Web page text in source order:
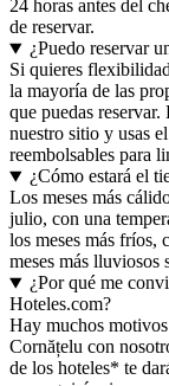
24 horas antes del
de reservar.
¿Puedo reservar
Si quieres
la mayoría de las
que puedas reservar.
nuestro sitio y usas
reembolsables para
¿Cómo estará el
Los meses más
julio, con una
los meses más fríos,
meses más lluviosos
¿Por qué me
Hoteles.com?
Hay muchos
Cornățelu con
de los hoteles* te